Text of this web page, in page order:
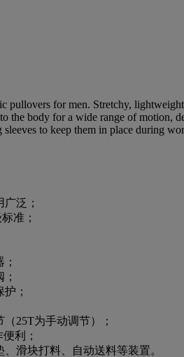
pullovers for men. Stretchy,
the body for a wide range of motion,
to keep them in place during
泛；
准；
；
25T为手动调节）；
利；
滑块打料、自动送料等装置。